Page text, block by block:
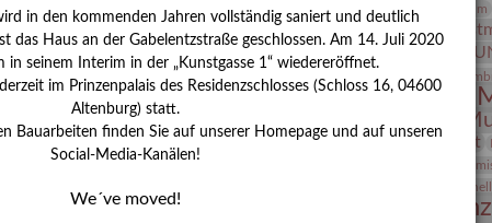
Jubiläum
Kolosseum
Kunst
Kunst von Kühl
Künstlerin
Lindenau-
Museumsnacht
Neue
in den kommenden Jahren vollständig saniert und deutlich
das Haus an der Gabelentzstraße geschlossen. Am 14. Juli 2020
in seinem Interim in der „Kunstgasse 1“ wiedereröffnet.
im Prinzenpalais des Residenzschlosses (Schloss 16, 04600
Altenburg) statt.
Bauarbeiten finden Sie auf unserer Homepage und auf unseren
Social-Media-Kanälen!
We´ve moved!